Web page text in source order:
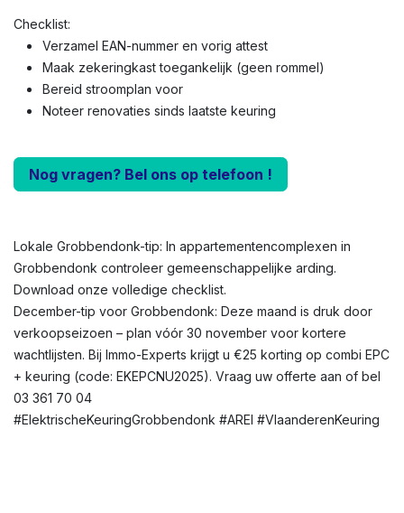
Checklist:
Verzamel EAN-nummer en vorig attest
Maak zekeringkast toegankelijk (geen rommel)
Bereid stroomplan voor
Noteer renovaties sinds laatste keuring
Nog vragen? Bel ons op telefoon !
Lokale Grobbendonk-tip: In appartementencomplexen in
Grobbendonk controleer gemeenschappelijke arding.
Download onze volledige checklist.
December-tip voor Grobbendonk: Deze maand is druk door
verkoopseizoen – plan vóór 30 november voor kortere
wachtlijsten. Bij Immo-Experts krijgt u €25 korting op combi EPC
+ keuring (code: EKEPCNU2025). Vraag uw offerte aan of bel
03 361 70 04
#ElektrischeKeuringGrobbendonk #AREI #VlaanderenKeuring